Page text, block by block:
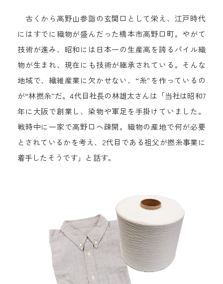
古くから高野山参詣の玄関口として栄え、江戸時代
にはすでに織物が盛んだった橋本市高野口町。やがて
技術が進み、昭和には日本一の生産高を誇るパイル織
物が生まれ、現在にも技術が継承されている。そんな
地域で、繊維産業に欠かせない、“糸”を作っているの
が“林撚糸”だ。4代目社長の林雄太さんは「当社は昭和7
年に大阪で創業し、染物や軍足を手掛けていました。
戦時中に一家で高野口へ疎開。織物の産地で何が必要
とされているかを考え、2代目である祖父が撚糸事業に
着手したそうです」と話す。